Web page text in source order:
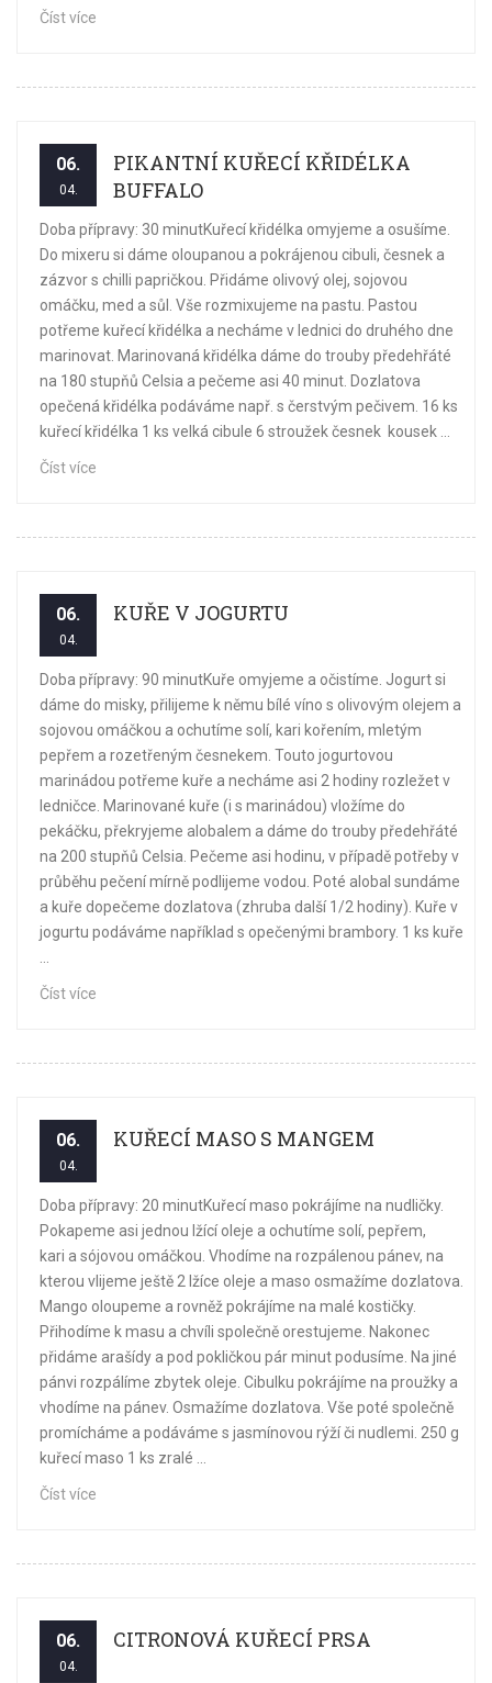
Číst více
06.
04.
PIKANTNÍ KUŘECÍ KŘIDÉLKA
BUFFALO
Doba přípravy: 30 minutKuřecí křidélka omyjeme a osušíme.
Do mixeru si dáme oloupanou a pokrájenou cibuli, česnek a
zázvor s chilli papričkou. Přidáme olivový olej, sojovou
omáčku, med a sůl. Vše rozmixujeme na pastu. Pastou
potřeme kuřecí křidélka a necháme v lednici do druhého dne
marinovat. Marinovaná křidélka dáme do trouby předehřáté
na 180 stupňů Celsia a pečeme asi 40 minut. Dozlatova
opečená křidélka podáváme např. s čerstvým pečivem. 16 ks
kuřecí křidélka 1 ks velká cibule 6 stroužek česnek kousek ...
Číst více
06.
04.
KUŘE V JOGURTU
Doba přípravy: 90 minutKuře omyjeme a očistíme. Jogurt si
dáme do misky, přilijeme k němu bílé víno s olivovým olejem a
sojovou omáčkou a ochutíme solí, kari kořením, mletým
pepřem a rozetřeným česnekem. Touto jogurtovou
marinádou potřeme kuře a necháme asi 2 hodiny rozležet v
ledničce. Marinované kuře (i s marinádou) vložíme do
pekáčku, překryjeme alobalem a dáme do trouby předehřáté
na 200 stupňů Celsia. Pečeme asi hodinu, v případě potřeby v
průběhu pečení mírně podlijeme vodou. Poté alobal sundáme
a kuře dopečeme dozlatova (zhruba další 1/2 hodiny). Kuře v
jogurtu podáváme například s opečenými brambory. 1 ks kuře
Číst více
06.
04.
KUŘECÍ MASO S MANGEM
Doba přípravy: 20 minutKuřecí maso pokrájíme na nudličky.
Pokapeme asi jednou lžící oleje a ochutíme solí, pepřem,
kari a sójovou omáčkou. Vhodíme na rozpálenou pánev, na
kterou vlijeme ještě 2 lžíce oleje a maso osmažíme dozlatova.
Mango oloupeme a rovněž pokrájíme na malé kostičky.
Přihodíme k masu a chvíli společně orestujeme. Nakonec
přidáme arašídy a pod pokličkou pár minut podusíme. Na jiné
pánvi rozpálíme zbytek oleje. Cibulku pokrájíme na proužky a
vhodíme na pánev. Osmažíme dozlatova. Vše poté společně
promícháme a podáváme s jasmínovou rýží či nudlemi. 250 g
kuřecí maso 1 ks zralé ...
Číst více
06.
04.
CITRONOVÁ KUŘECÍ PRSA